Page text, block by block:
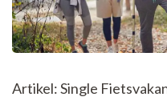
Artikel: Single